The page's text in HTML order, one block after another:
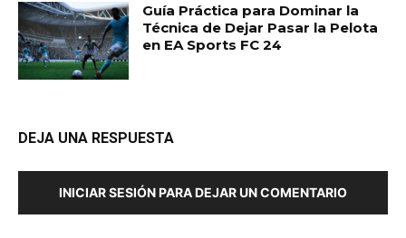
Guía Práctica para Dominar la
Técnica de Dejar Pasar la Pelota
en EA Sports FC 24
DEJA UNA RESPUESTA
INICIAR SESIÓN PARA DEJAR UN COMENTARIO